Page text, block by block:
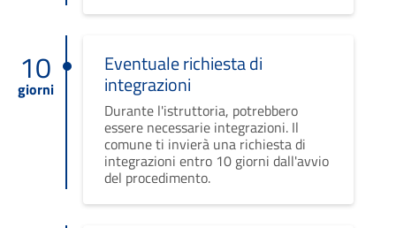
10
giorni
Eventuale richiesta di
integrazioni
Durante l'istruttoria, potrebbero
essere necessarie integrazioni. Il
comune ti invierà una richiesta di
integrazioni entro 10 giorni dall'avvio
del procedimento.